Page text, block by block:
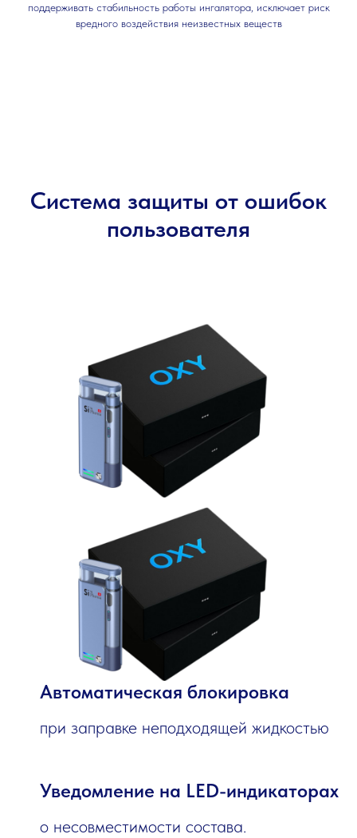
поддерживать стабильность работы ингалятора, исключает риск
вредного воздействия неизвестных веществ
Система защиты от ошибок
пользователя
Автоматическая блокировка
при заправке неподходящей жидкостью
Уведомление на LED-индикаторах
о несовместимости состава.